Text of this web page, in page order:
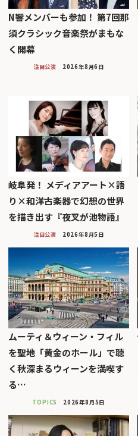
N響メンバーも参加！ 第7回那
須クラシック音楽祭がまもな
く開幕
注目公演 2026年8月6日
岐阜発！ メディアアート×語
り×和洋古楽器で幻想の世界
を描き出す『夜叉が池物語』
注目公演 2026年8月5日
ムーティ＆ウィーン・フィル
を聖地「黄金のホール」で聴
く秋深まるウィーンを満喫す
る…
TOPICS 2026年8月5日